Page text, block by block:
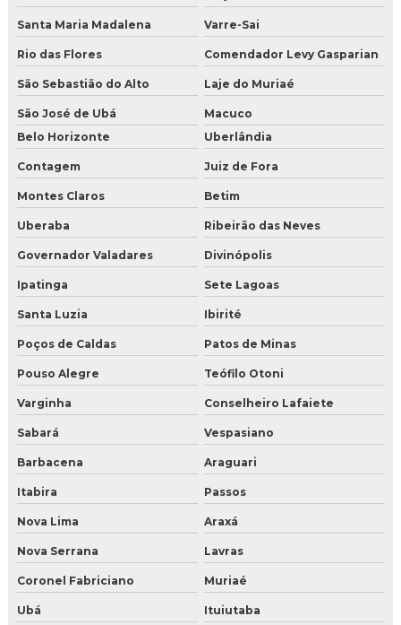
Moldura pingadeira externa
Moldura pingadeira muro
Moldura placa cimentícia
Moldura portas e janelas isopor preço
Moldura pré moldada eps revestida de cimento
Molduras para área externa
Molduras cimentícias externas
Molduras de cimento para colunas
Molduras de cimento para janelas e portas
Molduras para colunas
Molduras para colunas externa isopor e cimento
Molduras decorativas externas
Molduras em eps
Molduras eps externas preço
Molduras em eps para fachadas
Santa Maria Madalena Varre-Sai
Rio das Flores Comendador Levy Gasparian
São Sebastião do Alto Laje do Muriaé
São José de Ubá
Macuco
Belo Horizonte
Uberlândia
Contagem Juiz de Fora
Montes Claros Betim
Uberaba Ribeirão das Neves
Governador Valadares Divinópolis
Ipatinga Sete Lagoas
Santa Luzia Ibirité
Poços de Caldas Patos de Minas
Pouso Alegre Teófilo Otoni
Varginha Conselheiro Lafaiete
Sabará Vespasiano
Barbacena Araguari
Itabira Passos
Nova Lima Araxá
Nova Serrana Lavras
Coronel Fabriciano Muriaé
Ubá Ituiutaba